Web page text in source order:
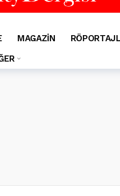
MAGAZİN